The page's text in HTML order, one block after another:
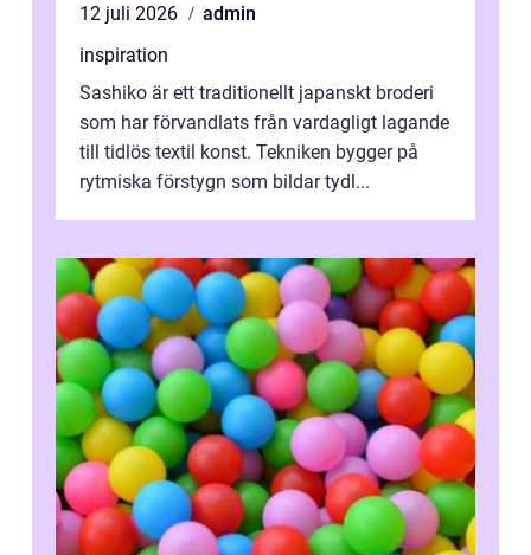
12 juli 2026
admin
inspiration
Sashiko är ett traditionellt japanskt broderi
som har förvandlats från vardagligt lagande
till tidlös textil konst. Tekniken bygger på
rytmiska förstygn som bildar tydl...